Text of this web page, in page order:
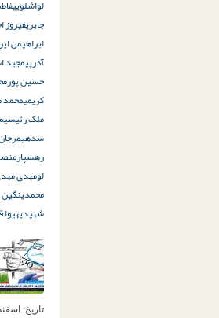
لواشلویی
جابریفیروز
ابراهیمی
آذرپیمجید
حسین پور
کریمیمحمد
ملک رئیسی
سدهی
رهسپار
لومهدی
محمدینگین
شهیدیهیوا
تاریخ: اسفند 28ام,